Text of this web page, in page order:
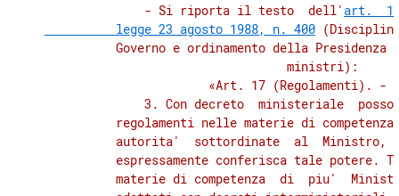
              - Si riporta il testo  dell'
art.
          legge 23 agosto 1988, n. 400
Governo e ordinamento della Presidenza
          ministri):
«Art. 17 (Regolamenti). -
3. Con decreto  ministeriale
regolamenti nelle materie di
autorita'  sottordinate  al  Ministro,
espressamente conferisca tale potere.
materie di competenza  di  piu'